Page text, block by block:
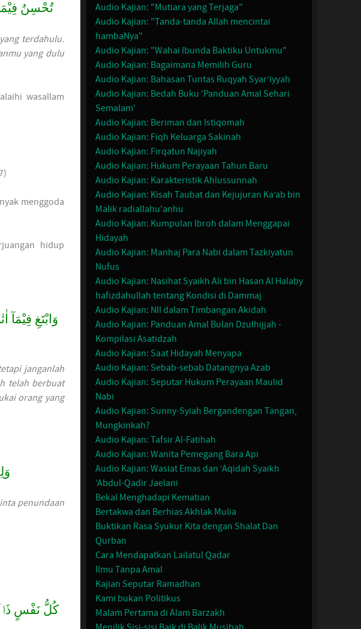
تُحْسِنُ
terdahulu.
yang dulu
wasallam
menggoda
hidup
وَابْتَغِ فِيْمَآ
janganlah
telah berbuat
orang yang
penundaan
كُلُّ نَفْسٍ
Audio Kajian: "Mutiara yang Terjaga"
Audio Kajian: "Tanda-tanda Allah mencintai
hambaNya"
Audio Kajian: "Wahai Ibunda Baktiku Untukmu"
Audio Kajian: Bagaimana Memilih Guru
Audio Kajian: Bahasan Tuntas Ruqyah Syar’iyyah
Audio Kajian: Bedah Buku 'Panduan Amal Sehari
Semalam'
Audio Kajian: Beriman dan Istiqomah
Audio Kajian: Fiqh Keluarga Sakinah
Audio Kajian: Firqatun Najiyah
Audio Kajian: Hukum Perayaan Tahun Baru
Audio Kajian: Karakteristik Ahlussunnah
Audio Kajian: Kisah Taubat dan Kejujuran Ka’ab bin
Malik radiallahu'anhu
Audio Kajian: Kumpulan Ibroh dalam Menggapai
Hidayah
Audio Kajian: Manhaj Para Nabi dalam Tazkiyatun
Nufus
Audio Kajian: Nasihat Syaikh Ali bin Hasan Al Halaby
hafizdahullah tentang Kondisi di Dammaj
Audio Kajian: NII dalam Timbangan Akidah
Audio Kajian: Panduan Amal Bulan Dzulhijjah -
Kompilasi Asatidzah
Audio Kajian: Saat Hidayah Menyapa
Audio Kajian: Sebab-sebab Datangnya Azab
Audio Kajian: Seputar Hukum Perayaan Maulid
Nabi
Audio Kajian: Sunny-Syiah Bergandengan Tangan,
Mungkinkah?
Audio Kajian: Tafsir Al-Fatihah
Audio Kajian: Wanita Pemegang Bara Api
Audio Kajian: Wasiat Emas dan ‘Aqidah Syaikh
‘Abdul-Qadir Jaelani
Bekal Menghadapi Kematian
Bertakwa dan Berhias Akhlak Mulia
Buktikan Rasa Syukur Kita dengan Shalat Dan
Qurban
Cara Mendapatkan Lailatul Qadar
Ilmu Tanpa Amal
Kajian Seputar Ramadhan
Kami bukan Politikus
Malam Pertama di Alam Barzakh